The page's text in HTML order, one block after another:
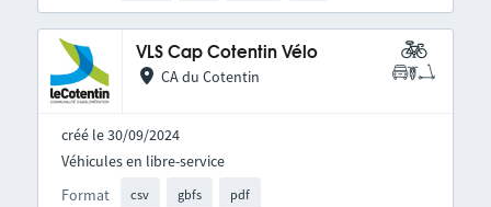
VLS Cap Cotentin Vélo
CA du Cotentin
créé le 30/09/2024
Format csv gbfs pdf
Véhicules en libre-service